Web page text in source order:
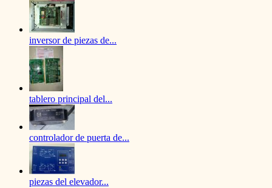
inversor de piezas de...
tablero principal del...
controlador de puerta de...
piezas del elevador...